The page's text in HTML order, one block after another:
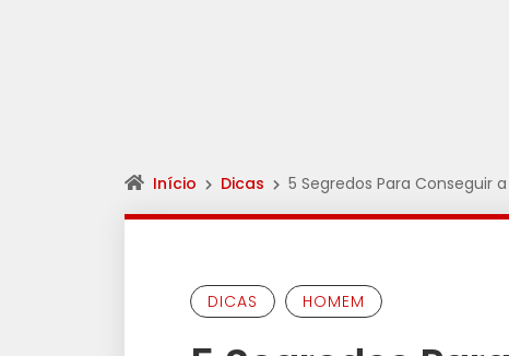
Início Dicas 5 Segredos Para Conseguir
DICAS HOMEM